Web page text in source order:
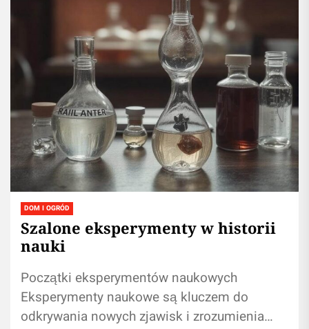
DOM I OGRÓD
Szalone eksperymenty w historii
nauki
Początki eksperymentów naukowych
Eksperymenty naukowe są kluczem do
odkrywania nowych zjawisk i zrozumienia